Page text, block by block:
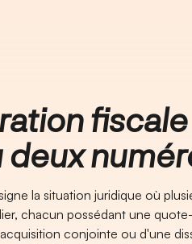
deux
la situation juridique où
chacun possédant une
conjointe ou d'une